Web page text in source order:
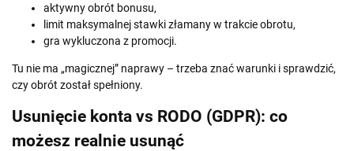
aktywny obrót bonusu,
limit maksymalnej stawki złamany w trakcie obrotu,
gra wykluczona z promocji.
Tu nie ma „magicznej” naprawy – trzeba znać warunki i sprawdzić,
czy obrót został spełniony.
Usunięcie konta vs RODO (GDPR): co
możesz realnie usunąć